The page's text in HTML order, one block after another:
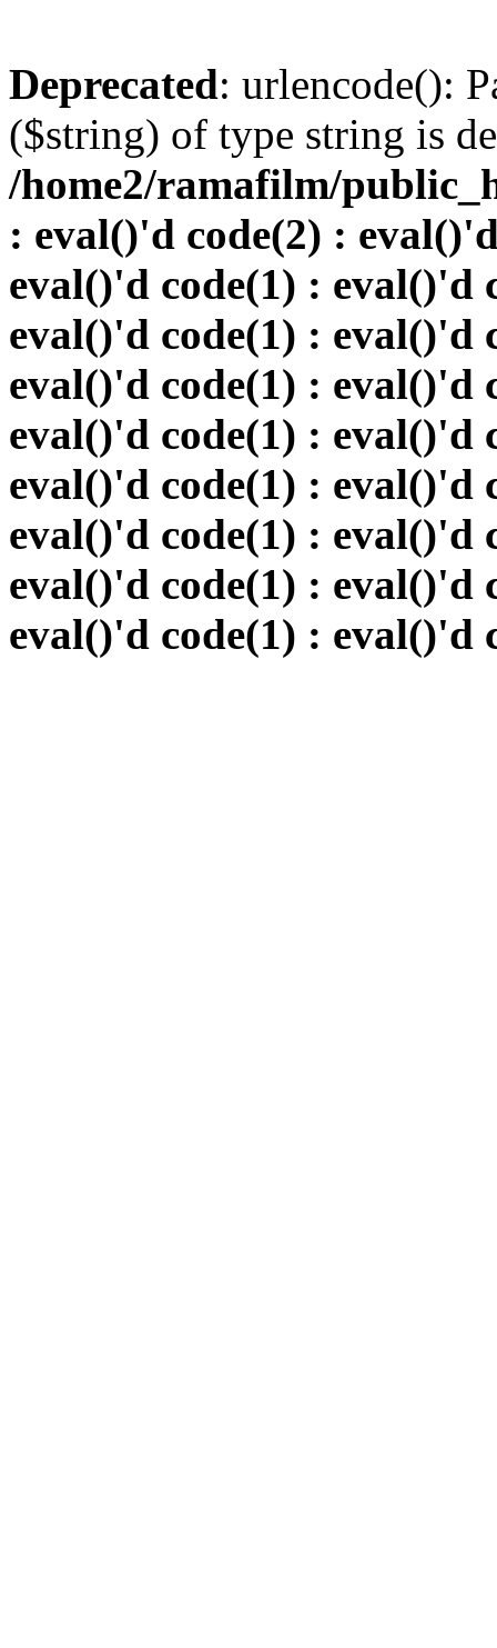
Deprecated: urlencode():
($string) of type string is
/home2/ramafilm/
: eval()'d code(2) :
eval()'d code(1) : eval()'d
eval()'d code(1) : eval()'d
eval()'d code(1) : eval()'d
eval()'d code(1) : eval()'d
eval()'d code(1) : eval()'d
eval()'d code(1) : eval()'d
eval()'d code(1) : eval()'d
eval()'d code(1) : eval()'d